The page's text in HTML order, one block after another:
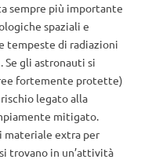
sempre più importante
spaziali e
tempeste di radiazioni
Se gli astronauti si
fortemente protette)
legato alla
mitigato.
materiale extra per
trovano in un’attività